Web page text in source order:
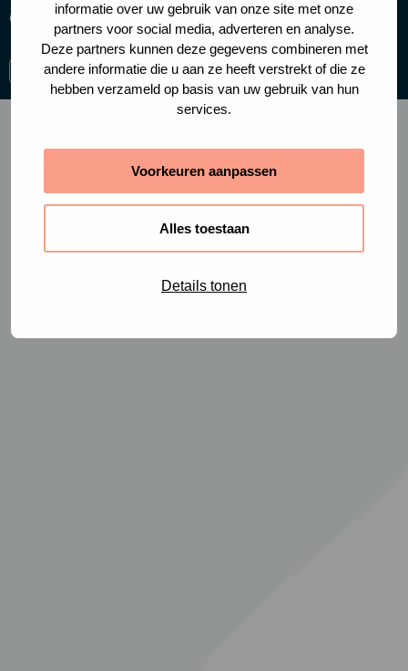
informatie over uw gebruik van onze site met onze
partners voor social media, adverteren en analyse.
Deze partners kunnen deze gegevens combineren met
andere informatie die u aan ze heeft verstrekt of die ze
hebben verzameld op basis van uw gebruik van hun
services.
Voorkeuren aanpassen
Alles toestaan
Details tonen
Cookies Privacy policy
Ga